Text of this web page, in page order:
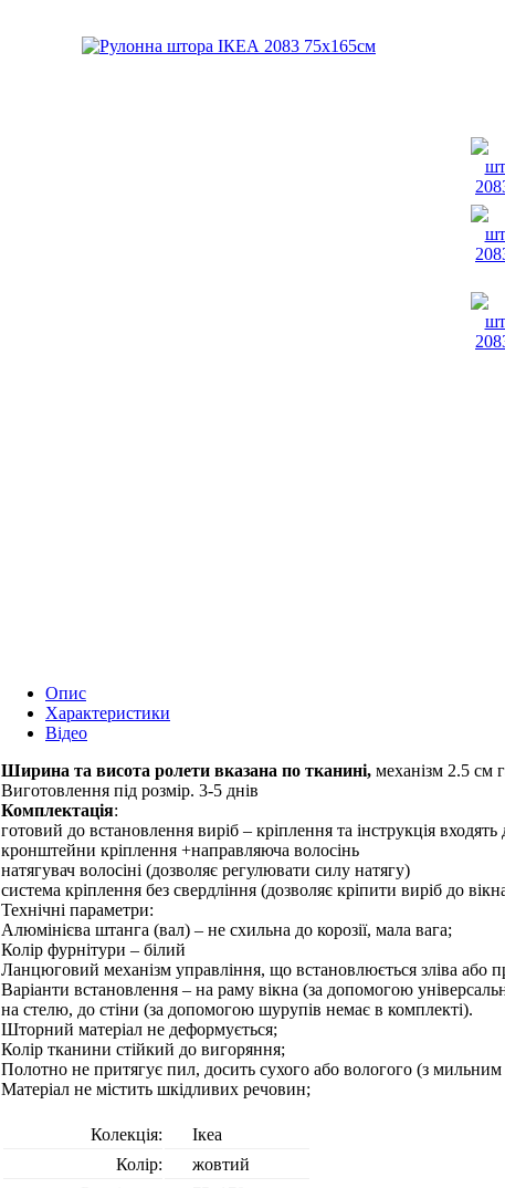
Опис
Характеристики
Відео
Ширина та висота ролети вказана по тканині, механізм 2.5 см
Виготовлення під розмір. 3-5 днiв
Комплектація:
готовий до встановлення виріб – кріплення та інструкція входять
кронштейни кріплення +направляюча волосінь
натягувач волосіні (дозволяє регулювати силу натягу)
система кріплення без свердління (дозволяє кріпити виріб до
Технічні параметри:
Алюмінієва штанга (вал) – не схильна до корозії, мала вага;
Колір фурнітури – білий
Ланцюговий механізм управління, що встановлюється зліва або
Варіанти встановлення – на раму вікна (за допомогою
на стелю, до стіни (за допомогою шурупів немає в комплекті).
Шторний матеріал не деформується;
Колір тканини стійкий до вигоряння;
Полотно не притягує пил, досить сухого або вологого (з
Матеріал не містить шкідливих речовин;
Колекція:
Ікеа
Колір:
жовтий